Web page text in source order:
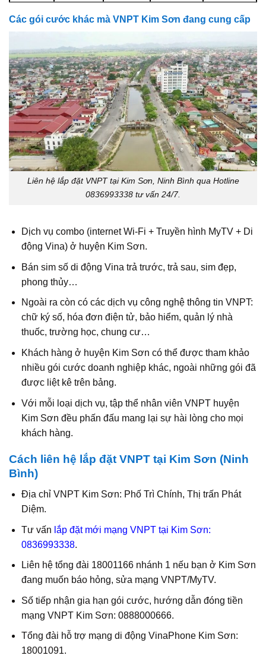
Các gói cước khác mà VNPT Kim Sơn đang cung cấp
Liên hệ lắp đặt VNPT tại Kim Sơn, Ninh Bình qua Hotline
0836993338 tư vấn 24/7.
Dịch vụ combo (internet Wi‑Fi + Truyền hình MyTV + Di
động Vina) ở huyện Kim Sơn.
Bán sim số di động Vina trả trước, trả sau, sim đẹp,
phong thủy…
Ngoài ra còn có các dịch vụ công nghệ thông tin VNPT:
chữ ký số, hóa đơn điện tử, bảo hiểm, quản lý nhà
thuốc, trường học, chung cư…
Khách hàng ở huyện Kim Sơn có thể được tham khảo
nhiều gói cước doanh nghiệp khác, ngoài những gói đã
được liệt kê trên bảng.
Với mỗi loại dịch vụ, tập thể nhân viên VNPT huyện
Kim Sơn đều phấn đấu mang lại sự hài lòng cho mọi
khách hàng.
Cách liên hệ lắp đặt VNPT tại Kim Sơn (Ninh
Bình)
Địa chỉ VNPT Kim Sơn: Phố Trì Chính, Thị trấn Phát
Diệm.
Tư vấn lắp đặt mới mạng VNPT tại Kim Sơn:
0836993338.
Liên hệ tổng đài 18001166 nhánh 1 nếu bạn ở Kim Sơn
đang muốn báo hỏng, sửa mạng VNPT/MyTV.
Số tiếp nhận gia hạn gói cước, hướng dẫn đóng tiền
mạng VNPT Kim Sơn: 0888000666.
Tổng đài hỗ trợ mạng di động VinaPhone Kim Sơn:
18001091.